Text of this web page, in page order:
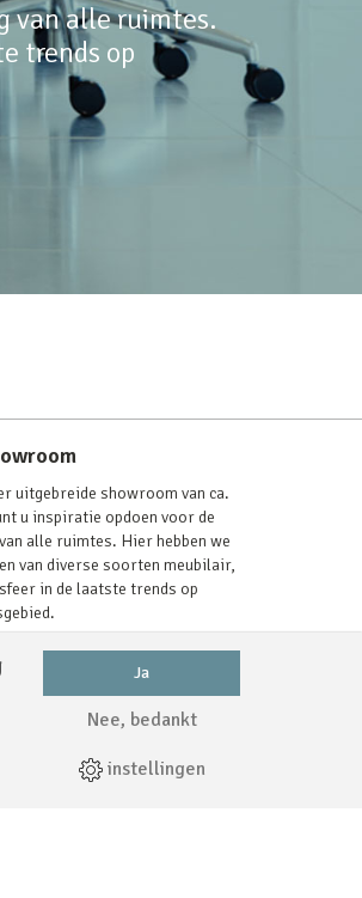
Ja
Nee, bedankt
instellingen
van alle ruimtes.
trends op
uitgebreide showroom van ca.
u inspiratie opdoen voor de
alle ruimtes. Hier hebben we
van diverse soorten meubilair,
in de laatste trends op
Volg ons via